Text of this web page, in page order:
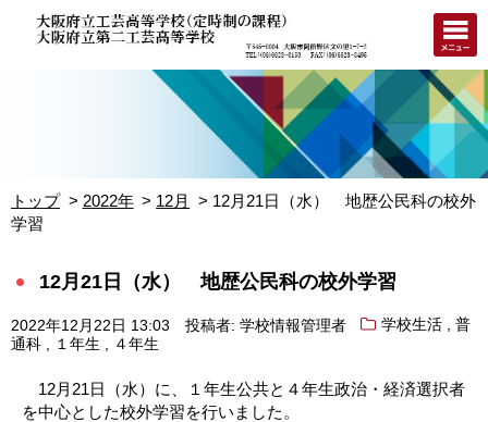
トップ 2022年 12月
12月21日（水） 地歴公民科の校外
学習
12月21日（水） 地歴公民科の校外学習
2022年12月22日 13:03 投稿者: 学校情報管理者 学校生活 ,普
通科 , １年生 , ４年生
12月21日（水）に、１年生公共と４年生政治・経済選択者
を中心とした校外学習を行いました。